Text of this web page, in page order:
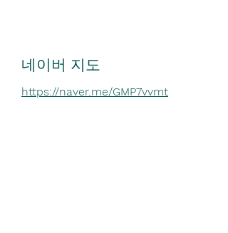
네이버 지도
https://naver.me/GMP7vvmt